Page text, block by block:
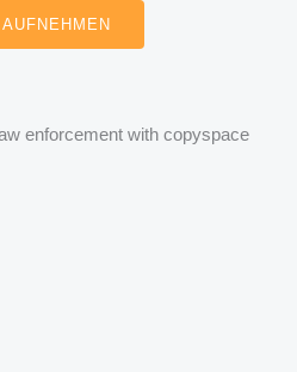
enforcement with copyspace